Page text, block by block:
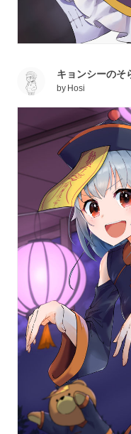
キョンシーのそ
by Hosi